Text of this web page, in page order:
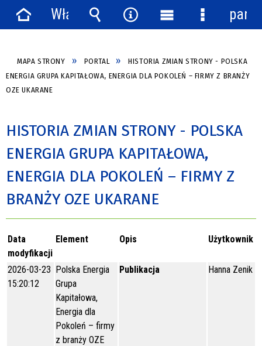
MAPA STRONY PORTAL
HISTORIA ZMIAN STRONY - POLSKA
ENERGIA GRUPA KAPITAŁOWA, ENERGIA DLA POKOLEŃ – FIRMY Z BRANŻY
OZE UKARANE
HISTORIA ZMIAN STRONY - POLSKA
ENERGIA GRUPA KAPITAŁOWA,
ENERGIA DLA POKOLEŃ – FIRMY Z
BRANŻY OZE UKARANE
Data
modyfikacji
Element Opis Użytkownik
2026-03-23
15:20:12
Polska Energia
Grupa
Kapitałowa,
Energia dla
Pokoleń – firmy
z branży OZE
Publikacja Hanna Zenik
Strona
Włącz
powiadomienia
Wyszukiwarka
Narzędzia
MenuMenu
panel